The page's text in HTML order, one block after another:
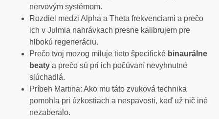
nervovým systémom.
Rozdiel medzi Alpha a Theta frekvenciami a prečo
ich v Julmia nahrávkach presne kalibrujem pre
hlbokú regeneráciu.
Prečo tvoj mozog miluje tieto špecifické binaurálne
beaty a prečo sú pri ich počúvaní nevyhnutné
slúchadlá.
Príbeh Martina: Ako mu táto zvuková technika
pomohla pri úzkostiach a nespavosti, keď už nič iné
nezaberalo.